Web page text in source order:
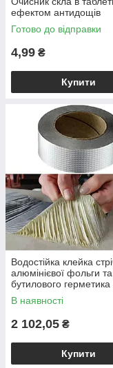
ефектом антидощів
Готово до відправки
4,99 ₴
Купити
Водостійка клейка
алюмінієвої фольги та
бутилового
300 мм
В наявності
2 102,05 ₴
Купити